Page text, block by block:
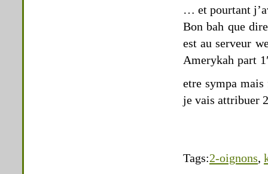
… et pourtant
Bon bah que
est au serveur
Amerykah part
etre sympa
je vais attribuer
Tags:2-oignons,